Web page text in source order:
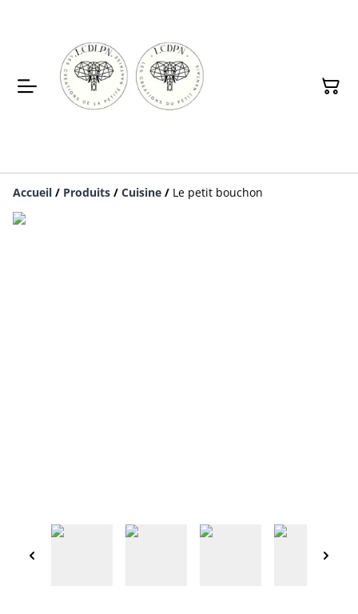
Accueil / Produits / Cuisine / Le petit bouchon